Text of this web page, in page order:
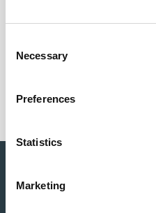
Selection
Necessary
Preferences
Statistics
Marketing
Du kanske också